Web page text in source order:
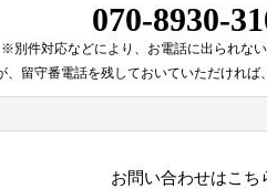
070-8930-
※別件対応などにより、 お電話に出られな
、留守番電話を残しておいていただければ、
お問い合わせはこち